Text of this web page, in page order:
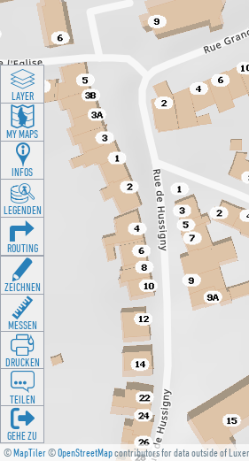
©MapTiler©OpenStreetMapcontributors for data outside of
LAYER
MY MAPS
INFOS
LEGENDEN
ROUTING
ZEICHNEN
MESSEN
DRUCKEN
TEILEN
GEHE ZU